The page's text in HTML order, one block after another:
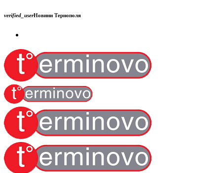
verified_userНовини Тернополя